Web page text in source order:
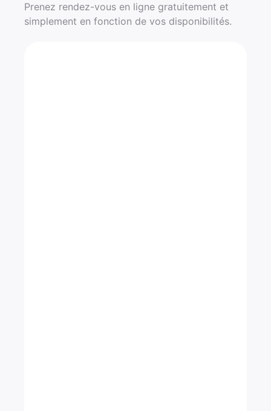
Prenez rendez-vous en ligne gratuitement et
simplement en fonction de vos disponibilités.